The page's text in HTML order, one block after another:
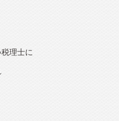
理士に